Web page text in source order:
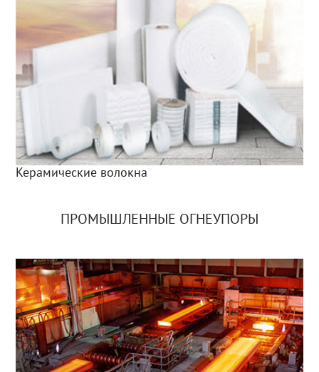
Керамические волокна
ПРОМЫШЛЕННЫЕ ОГНЕУПОРЫ